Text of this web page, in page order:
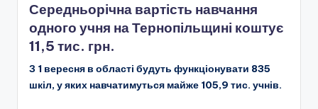
Середньорічна вартість навчання
одного учня на Тернопільщині коштує
11,5 тис. грн.
З 1 вересня в області будуть функціонувати 835
шкіл, у яких навчатимуться майже 105,9 тис. учнів.